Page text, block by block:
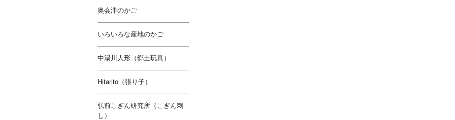
奥会津のかご
いろいろな産地のかご
中湯川人形（郷土玩具）
Hitarito（張り子）
弘前こぎん研究所（こぎん刺
し）